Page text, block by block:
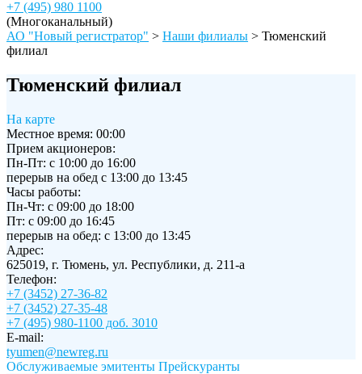
+7 (495) 980 1100
(Многоканальный)
АО "Новый регистратор" > Наши филиалы > Тюменский
филиал
Тюменский филиал
На карте
Местное время: 00:00
Прием акционеров:
Пн-Пт: с 10:00 до 16:00
перерыв на обед с 13:00 до 13:45
Часы работы:
Пн-Чт: с 09:00 до 18:00
Пт: с 09:00 до 16:45
перерыв на обед: с 13:00 до 13:45
Адрес:
625019, г. Тюмень, ул. Республики, д. 211-а
Телефон:
+7 (3452) 27-36-82
+7 (3452) 27-35-48
+7 (495) 980-1100 доб. 3010
E-mail:
tyumen@newreg.ru
Обслуживаемые эмитенты Прейскуранты